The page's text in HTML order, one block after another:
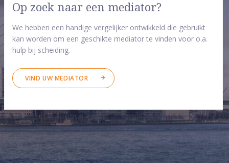
Op zoek naar een mediator?
We hebben een handige vergelijker ontwikkeld die gebruikt
kan worden om een geschikte mediator te vinden voor o.a.
hulp bij scheiding.
VIND UW MEDIATOR